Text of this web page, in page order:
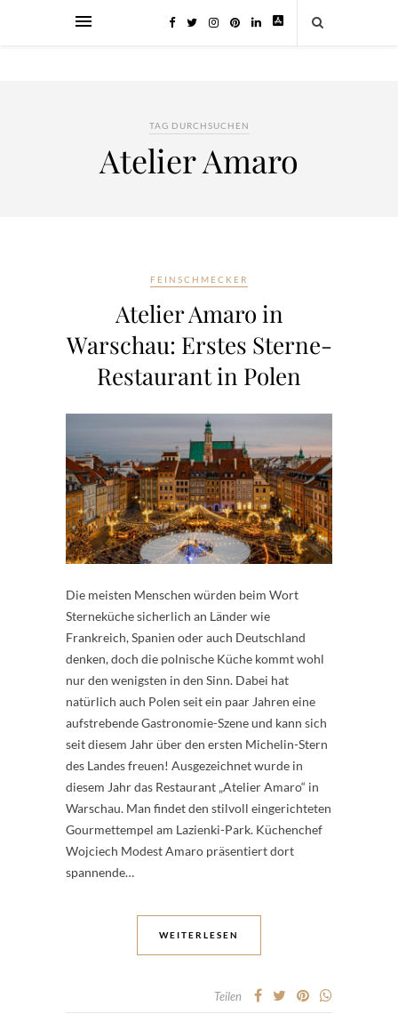
TAG DURCHSUCHEN
Atelier Amaro
FEINSCHMECKER
Atelier Amaro in
Warschau: Erstes Sterne-
Restaurant in Polen
Die meisten Menschen würden beim Wort
Sterneküche sicherlich an Länder wie
Frankreich, Spanien oder auch Deutschland
denken, doch die polnische Küche kommt wohl
nur den wenigsten in den Sinn. Dabei hat
natürlich auch Polen seit ein paar Jahren eine
aufstrebende Gastronomie-Szene und kann sich
seit diesem Jahr über den ersten Michelin-Stern
des Landes freuen! Ausgezeichnet wurde in
diesem Jahr das Restaurant „Atelier Amaro“ in
Warschau. Man findet den stilvoll eingerichteten
Gourmettempel am Lazienki-Park. Küchenchef
Wojciech Modest Amaro präsentiert dort
spannende…
WEITERLESEN
Teilen